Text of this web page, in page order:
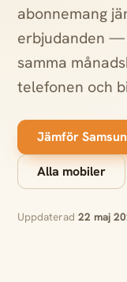
abonnemang
erbjudanden —
samma
telefonen och
Jämför
Alla mobiler
Uppdaterad 22 maj